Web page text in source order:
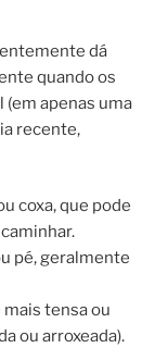
dá
quando os
apenas uma
recente,
coxa, que pode
pé, geralmente
tensa ou
ou arroxeada).